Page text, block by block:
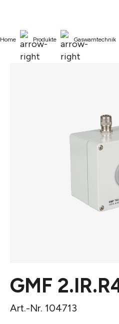
Home Produkte Gaswarntechnik
GMF
Art.-Nr. 104713